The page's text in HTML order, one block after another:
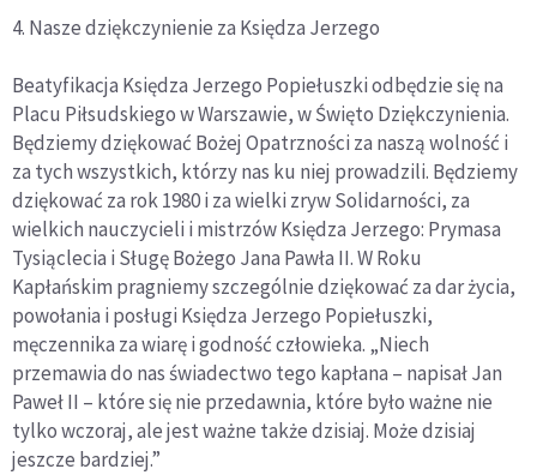
4. Nasze dziękczynienie za Księdza Jerzego
Beatyfikacja Księdza Jerzego Popiełuszki odbędzie się na
Placu Piłsudskiego w Warszawie, w Święto Dziękczynienia.
Będziemy dziękować Bożej Opatrzności za naszą wolność i
za tych wszystkich, którzy nas ku niej prowadzili. Będziemy
dziękować za rok 1980 i za wielki zryw Solidarności, za
wielkich nauczycieli i mistrzów Księdza Jerzego: Prymasa
Tysiąclecia i Sługę Bożego Jana Pawła II. W Roku
Kapłańskim pragniemy szczególnie dziękować za dar życia,
powołania i posługi Księdza Jerzego Popiełuszki,
męczennika za wiarę i godność człowieka. „Niech
przemawia do nas świadectwo tego kapłana – napisał Jan
Paweł II – które się nie przedawnia, które było ważne nie
tylko wczoraj, ale jest ważne także dzisiaj. Może dzisiaj
jeszcze bardziej.”